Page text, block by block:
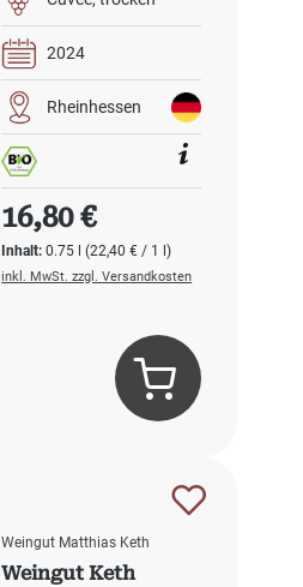
2024
Rheinhessen
Inhalt:0.75 l(22,40 € / 1 l)
Regulärer Preis:
16,80 €
inkl. MwSt. zzgl. Versandkosten
Weingut Matthias Keth
Weingut Keth